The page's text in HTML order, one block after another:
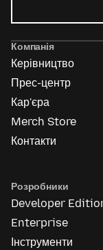
Компанія
Керівництво
Прес-центр
Кар'єра
Merch Store
Контакти
Розробники
Developer
Enterprise
Інструменти